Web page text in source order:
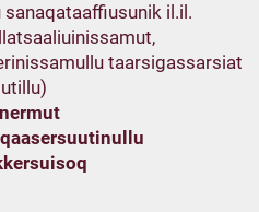
sanaqataaffiusunik il.il.
taarsigassarsiat